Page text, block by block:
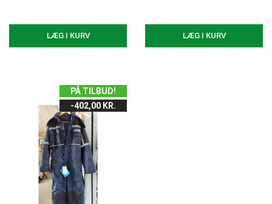
LÆG I KURV LÆG I KURV
PÅ TILBUD!
-402,00 KR.